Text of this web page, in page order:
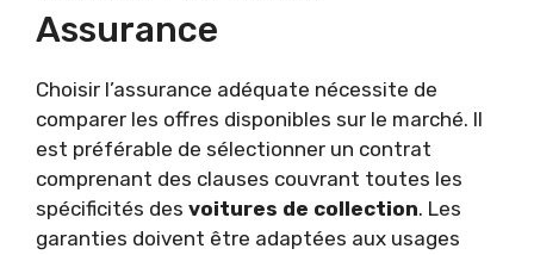
Assurance
Choisir l’assurance adéquate nécessite de
comparer les offres disponibles sur le marché. Il
est préférable de sélectionner un contrat
comprenant des clauses couvrant toutes les
spécificités des voitures de collection. Les
garanties doivent être adaptées aux usages